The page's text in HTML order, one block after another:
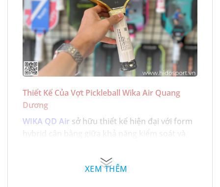
Thiết Kế Của Vợt Pickleball Wika Air Quang
Dương
WIKA QD Air sở hữu thiết kế hiện đại với form
hybrid cân bằng giữa khả năng kiểm soát và
Các đường nét được tối ưu khí động học giúp
XEM THÊM